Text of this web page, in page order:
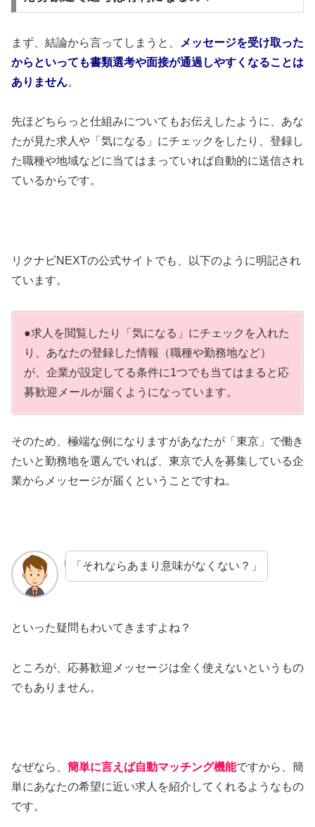
まず、結論から言ってしまうと、
メッセージを受け取った
からといっても書類選考や面接が通過しやすくなることは
ありません。
先ほどちらっと仕組みについてもお伝えしたように、あな
たが見た求人や「気になる」にチェックをしたり、登録し
た職種や地域などに当てはまっていれば自動的に送信され
ているからです。
リクナビNEXTの公式サイトでも、以下のように明記され
ています。
●求人を閲覧したり「気になる」にチェックを入れた
り、あなたの登録した情報（職種や勤務地など）
が、企業が設定してる条件に1つでも当てはまると応
募歓迎メールが届くようになっています。
そのため、極端な例になりますがあなたが「東京」で働き
たいと勤務地を選んでいれば、東京で人を募集している企
業からメッセージが届くということですね。
「それならあまり意味がなくない？」
といった疑問もわいてきますよね？
ところが、応募歓迎メッセージは全く使えないというもの
でもありません。
なぜなら、 簡単に言えば自動マッチング機能ですから、簡
単にあなたの希望に近い求人を紹介してくれるようなもの
です。